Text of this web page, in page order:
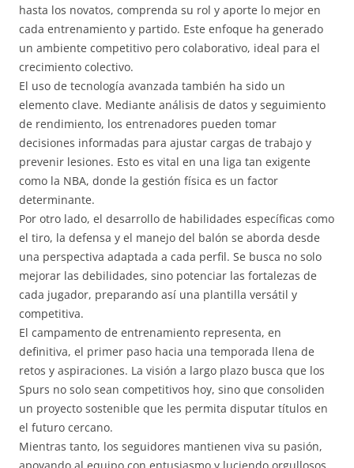
hasta los novatos, comprenda su rol y aporte lo mejor en
cada entrenamiento y partido. Este enfoque ha generado
un ambiente competitivo pero colaborativo, ideal para el
crecimiento colectivo.
El uso de tecnología avanzada también ha sido un
elemento clave. Mediante análisis de datos y seguimiento
de rendimiento, los entrenadores pueden tomar
decisiones informadas para ajustar cargas de trabajo y
prevenir lesiones. Esto es vital en una liga tan exigente
como la NBA, donde la gestión física es un factor
determinante.
Por otro lado, el desarrollo de habilidades específicas como
el tiro, la defensa y el manejo del balón se aborda desde
una perspectiva adaptada a cada perfil. Se busca no solo
mejorar las debilidades, sino potenciar las fortalezas de
cada jugador, preparando así una plantilla versátil y
competitiva.
El campamento de entrenamiento representa, en
definitiva, el primer paso hacia una temporada llena de
retos y aspiraciones. La visión a largo plazo busca que los
Spurs no solo sean competitivos hoy, sino que consoliden
un proyecto sostenible que les permita disputar títulos en
el futuro cercano.
Mientras tanto, los seguidores mantienen viva su pasión,